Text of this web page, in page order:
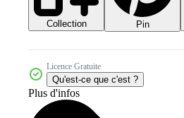
Collection Pin
Licence Gratuite
Qu'est-ce que c'est ?
Plus d'infos